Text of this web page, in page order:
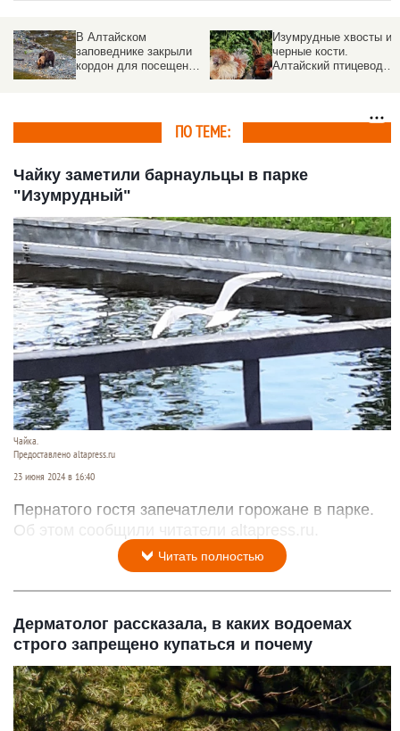
В Алтайском
заповеднике закрыли
кордон для посещений.
Изумрудные хвосты и
черные кости.
Алтайский птицевод
ПО ТЕМЕ:
Чайку заметили барнаульцы в парке
"Изумрудный"
Чайка.
Предоставлено altapress.ru
23 июня 2024 в 16:40
Пернатого гостя запечатлели горожане в парке.
Об этом сообщили читатели altapress.ru.
Читать полностью
Дерматолог рассказала, в каких водоемах
строго запрещено купаться и почему